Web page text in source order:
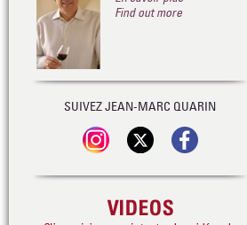
Find out more
SUIVEZ JEAN-MARC QUARIN